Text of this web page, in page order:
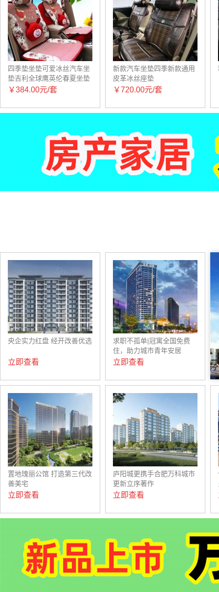
四季垫坐垫可爱冰丝汽车坐
垫吉利全球鹰英伦春夏坐垫
套代发
￥384.00元/套
新款汽车坐垫四季新款通用
皮革冰丝座垫
￥720.00元/套
央企实力红盘 经开改善优选
立即查看
求职不孤单|冠寓全国免费
住，助力城市青年安居
立即查看
置地瑰丽公馆 打造第三代改
善美宅
立即查看
庐阳城更携手合肥万科城市
更新立序著作
立即查看